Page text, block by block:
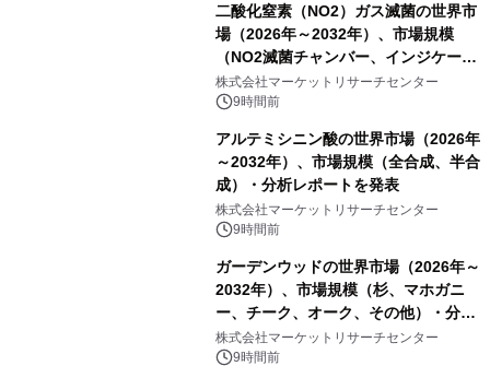
二酸化窒素（NO2）ガス滅菌の世界市
場（2026年～2032年）、市場規模
（NO2滅菌チャンバー、インジケータ
ーおよびモニタリングシステム、その
他）・分析レポートを発表
株式会社マーケットリサーチセンター
9時間前
アルテミシニン酸の世界市場（2026年
～2032年）、市場規模（全合成、半合
成）・分析レポートを発表
株式会社マーケットリサーチセンター
9時間前
ガーデンウッドの世界市場（2026年～
2032年）、市場規模（杉、マホガニ
ー、チーク、オーク、その他）・分析
レポートを発表
株式会社マーケットリサーチセンター
9時間前